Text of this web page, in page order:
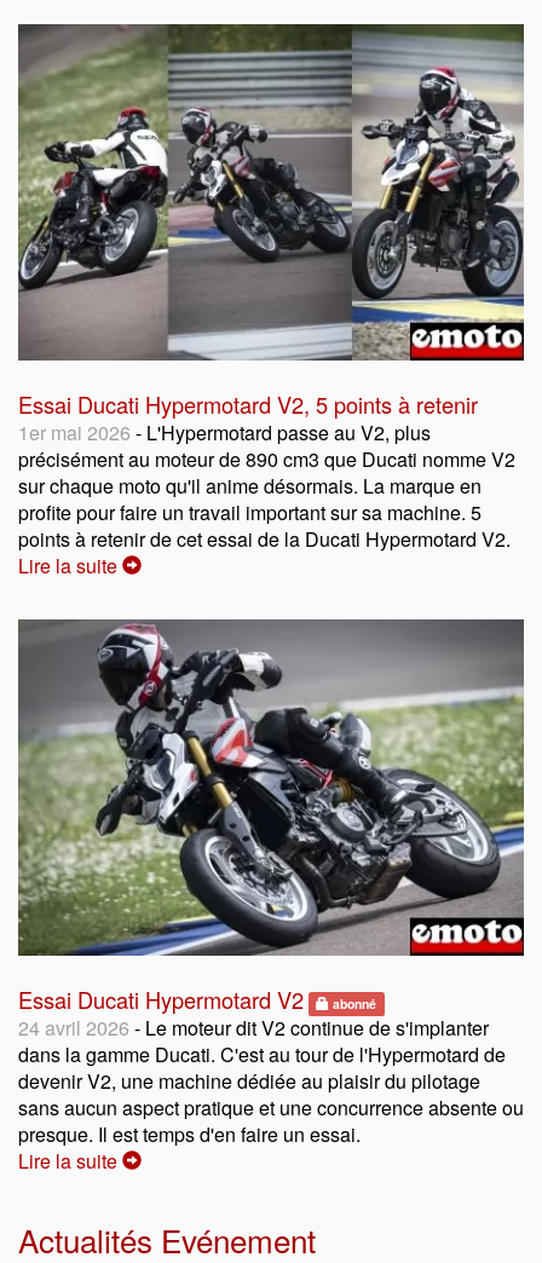
Essai Ducati Hypermotard V2, 5 points à retenir
1er mai 2026 - L'Hypermotard passe au V2, plus
précisément au moteur de 890 cm3 que Ducati nomme V2
sur chaque moto qu'il anime désormais. La marque en
profite pour faire un travail important sur sa machine. 5
points à retenir de cet essai de la Ducati Hypermotard V2.
Lire la suite
Essai Ducati Hypermotard V2 abonné
24 avril 2026 - Le moteur dit V2 continue de s'implanter
dans la gamme Ducati. C'est au tour de l'Hypermotard de
devenir V2, une machine dédiée au plaisir du pilotage
sans aucun aspect pratique et une concurrence absente ou
presque. Il est temps d'en faire un essai.
Lire la suite
Actualités Evénement